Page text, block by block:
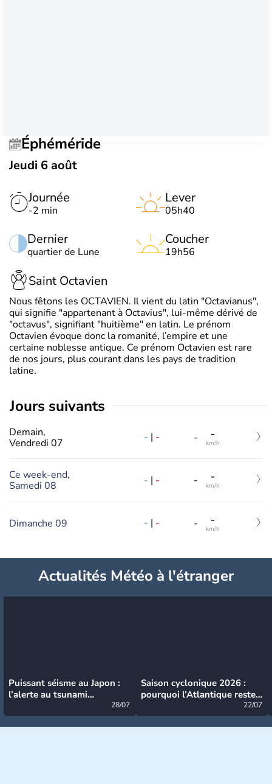
Éphéméride
Jeudi 6 août
Journée
-2 min
Dernier
quartier de Lune
Lever
05h40
Coucher
19h56
Saint Octavien
Nous fêtons les OCTAVIEN. Il vient du latin "Octavianus",
qui signifie "appartenant à Octavius", lui-même dérivé de
"octavus", signifiant "huitième" en latin. Le prénom
Octavien évoque donc la romanité, l’empire et une
certaine noblesse antique. Ce prénom Octavien est rare
de nos jours, plus courant dans les pays de tradition
latine.
jours suivants
Demain,
Vendredi 07
- | - - -
km/h
Ce week-end,
Samedi 08
- | - - -
km/h
Dimanche 09 - | - - -
km/h
Actualités Météo à l'étranger
Puissant séisme au Japon :
l’alerte au tsunami
28/07
Saison cyclonique 2026 :
pourquoi l’Atlantique reste
22/07